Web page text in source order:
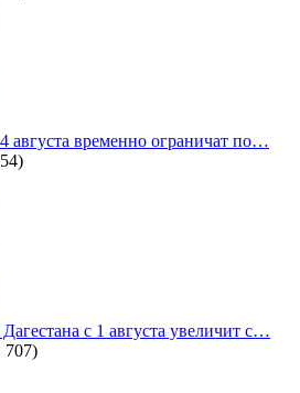
августа временно ограничат по…
с 1 августа увеличит с…
707)